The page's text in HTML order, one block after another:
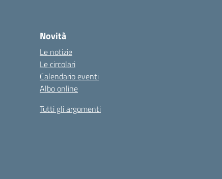
Novità
Le notizie
Le circolari
Calendario eventi
Albo online
Tutti gli argomenti